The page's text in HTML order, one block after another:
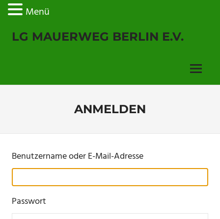
InhaltLG MAUERWEG BERLIN E.V.
Menu
ANMELDEN
Benutzername oder E-Mail-Adresse
Passwort
Menü